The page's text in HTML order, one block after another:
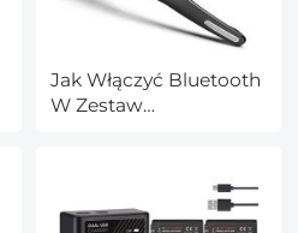
Jak Włączyć Bluetooth
W Zestaw